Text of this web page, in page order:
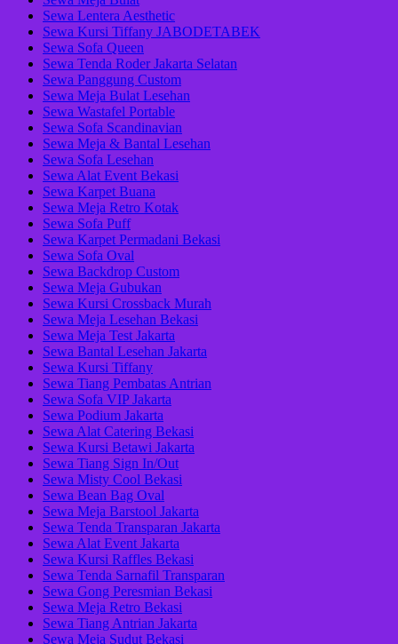
Sewa Lentera Aesthetic
Sewa Kursi Tiffany JABODETABEK
Sewa Sofa Queen
Sewa Tenda Roder Jakarta Selatan
Sewa Panggung Custom
Sewa Meja Bulat Lesehan
Sewa Wastafel Portable
Sewa Sofa Scandinavian
Sewa Meja & Bantal Lesehan
Sewa Sofa Lesehan
Sewa Alat Event Bekasi
Sewa Karpet Buana
Sewa Meja Retro Kotak
Sewa Sofa Puff
Sewa Karpet Permadani Bekasi
Sewa Sofa Oval
Sewa Backdrop Custom
Sewa Meja Gubukan
Sewa Kursi Crossback Murah
Sewa Meja Lesehan Bekasi
Sewa Meja Test Jakarta
Sewa Bantal Lesehan Jakarta
Sewa Kursi Tiffany
Sewa Tiang Pembatas Antrian
Sewa Sofa VIP Jakarta
Sewa Podium Jakarta
Sewa Alat Catering Bekasi
Sewa Kursi Betawi Jakarta
Sewa Tiang Sign In/Out
Sewa Misty Cool Bekasi
Sewa Bean Bag Oval
Sewa Meja Barstool Jakarta
Sewa Tenda Transparan Jakarta
Sewa Alat Event Jakarta
Sewa Kursi Raffles Bekasi
Sewa Tenda Sarnafil Transparan
Sewa Gong Peresmian Bekasi
Sewa Meja Retro Bekasi
Sewa Tiang Antrian Jakarta
Sewa Meja Sudut Bekasi